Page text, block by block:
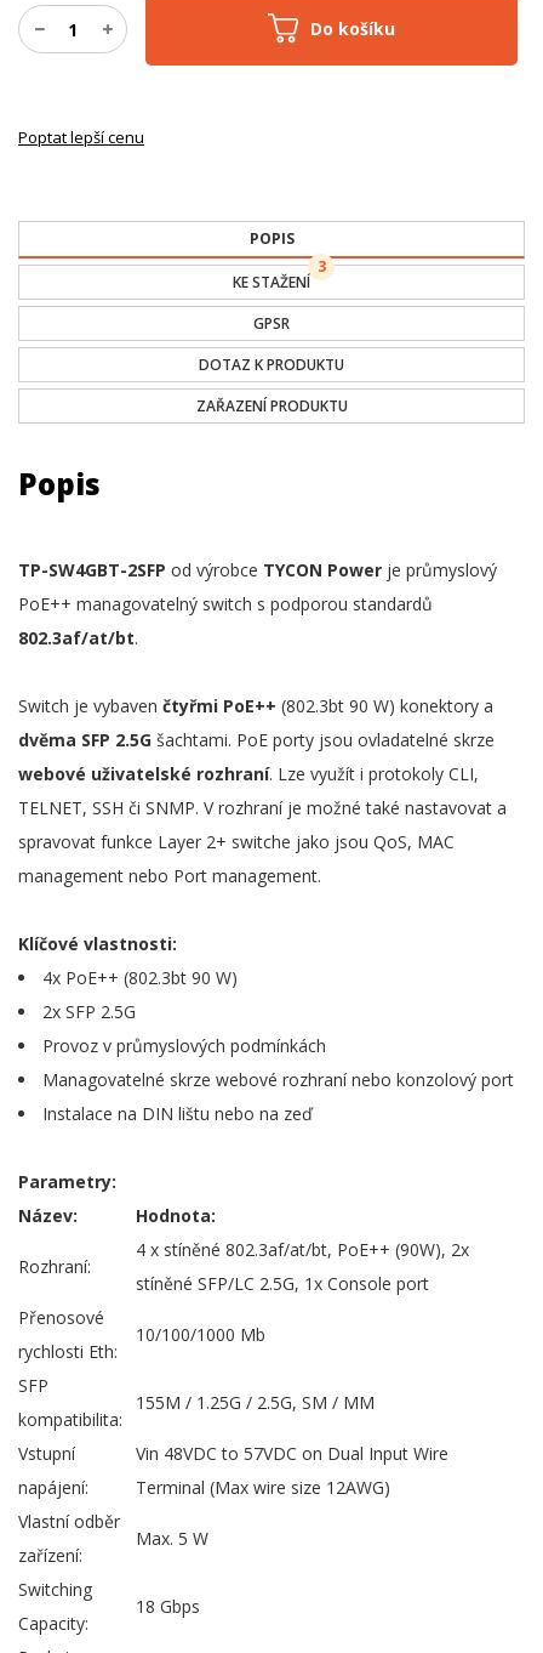
Do košíku
Poptat lepší cenu
POPIS
KE STAŽENÍ
3
GPSR
DOTAZ K PRODUKTU
ZAŘAZENÍ PRODUKTU
Popis
TP-SW4GBT-2SFP od výrobce TYCON Power je průmyslový
PoE++ managovatelný switch s podporou standardů
802.3af/at/bt.
Switch je vybaven čtyřmi PoE++ (802.3bt 90 W) konektory a
dvěma SFP 2.5G šachtami. PoE porty jsou ovladatelné skrze
webové uživatelské rozhraní. Lze využít i protokoly CLI,
TELNET, SSH či SNMP. V rozhraní je možné také nastavovat a
spravovat funkce Layer 2+ switche jako jsou QoS, MAC
management nebo Port management.
Klíčové vlastnosti:
4x PoE++ (802.3bt 90 W)
2x SFP 2.5G
Provoz v průmyslových podmínkách
Managovatelné skrze webové rozhraní nebo konzolový port
Instalace na DIN lištu nebo na zeď
Parametry:
Název:
Hodnota:
Rozhraní:
4 x stíněné 802.3af/at/bt, PoE++ (90W), 2x
stíněné SFP/LC 2.5G, 1x Console port
Přenosové
rychlosti Eth:
10/100/1000 Mb
SFP
kompatibilita:
155M / 1.25G / 2.5G, SM / MM
Vstupní
napájení:
Vin 48VDC to 57VDC on Dual Input Wire
Terminal (Max wire size 12AWG)
Vlastní odběr
zařízení:
Max. 5 W
Switching
Capacity:
18 Gbps